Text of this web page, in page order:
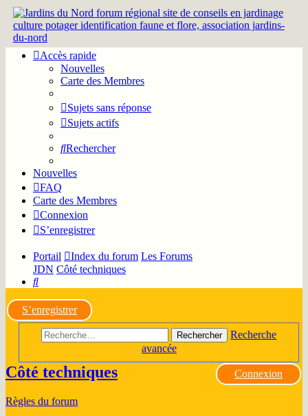
Accès rapide
Nouvelles
Carte des Membres
Sujets sans réponse
Sujets actifs
Rechercher
Nouvelles
FAQ
Carte des Membres
Connexion
S’enregistrer
Portail Index du forum Les Forums
JDN Côté techniques
Rechercher
S’enregistrer
Rechercher
Recherche
avancée
Connexion
Côté techniques
Règles du forum